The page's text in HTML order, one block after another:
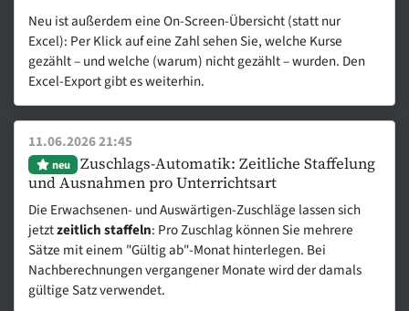
Neu ist außerdem eine On-Screen-Übersicht (statt nur
Excel): Per Klick auf eine Zahl sehen Sie, welche Kurse
gezählt – und welche (warum) nicht gezählt – wurden. Den
Excel-Export gibt es weiterhin.
11.06.2026 21:45
neu
Zuschlags-Automatik: Zeitliche Staffelung
und Ausnahmen pro Unterrichtsart
Die Erwachsenen- und Auswärtigen-Zuschläge lassen sich
jetztzeitlich staffeln: Pro Zuschlag können Sie mehrere
Sätze mit einem "Gültig ab"-Monat hinterlegen. Bei
Nachberechnungen vergangener Monate wird der damals
gültige Satz verwendet.